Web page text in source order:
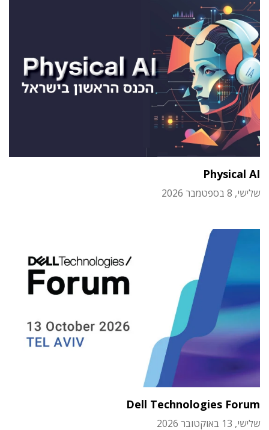
Physical AI
שלישי, 8 בספטמבר 2026
Dell Technologies Forum
שלישי, 13 באוקטובר 2026